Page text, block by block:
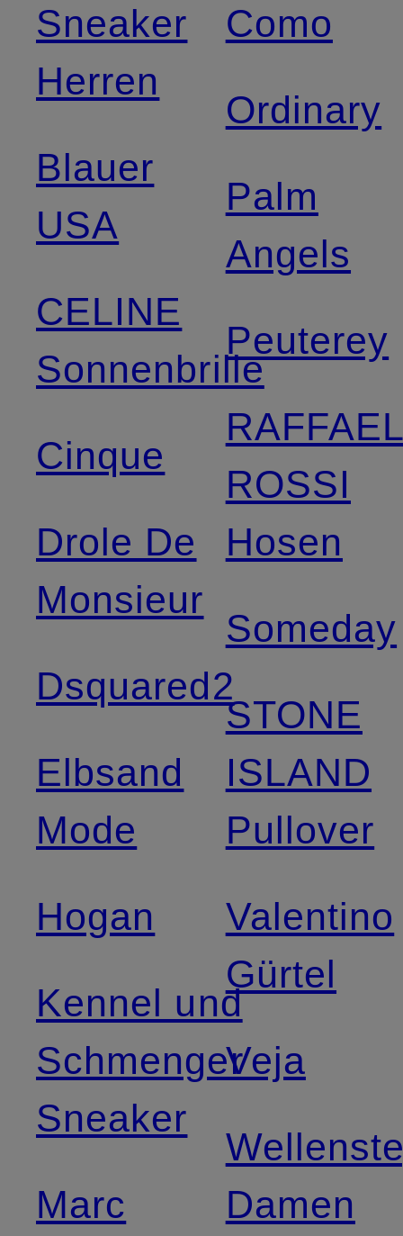
Sneaker
Herren
Blauer
USA
CELINE
Sonnenbrille
Cinque
Drole De
Monsieur
Dsquared2
Elbsand
Mode
Hogan
Kennel und
Schmenger
Sneaker
Marc
Como
Ordinary
Palm
Angels
Peuterey
ROSSI
Hosen
Someday
STONE
ISLAND
Pullover
Valentino
Gürtel
Veja
Damen